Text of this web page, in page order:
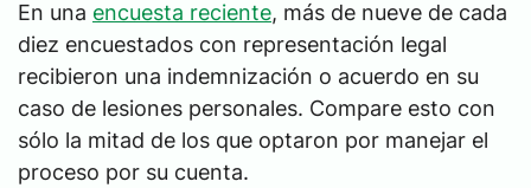
En una encuesta reciente, más de nueve de cada
diez encuestados con representación legal
recibieron una indemnización o acuerdo en su
caso de lesiones personales. Compare esto con
sólo la mitad de los que optaron por manejar el
proceso por su cuenta.